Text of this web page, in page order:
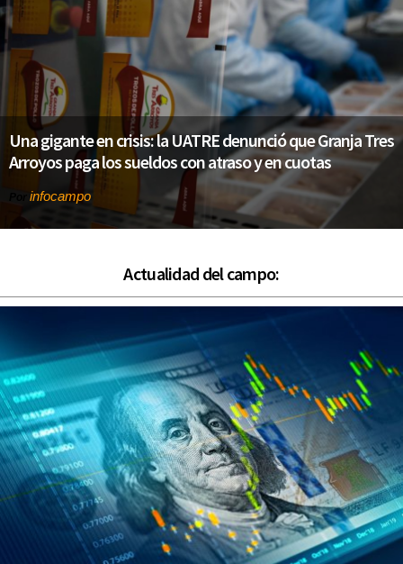
Una gigante en crisis: la UATRE denunció que Granja Tres
Arroyos paga los sueldos con atraso y en cuotas
infocampo
Actualidad del campo: